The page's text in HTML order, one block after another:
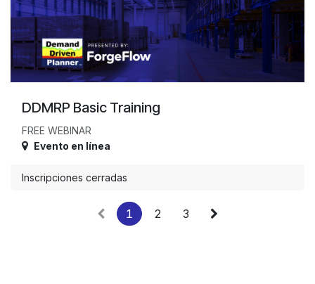
DDMRP Basic Training
FREE WEBINAR
Evento en línea
Inscripciones cerradas
1 2 3